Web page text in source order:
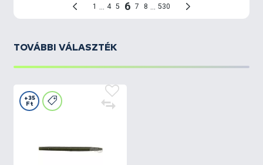
TOVÁBBI VÁLASZTÉK
+35
Ft